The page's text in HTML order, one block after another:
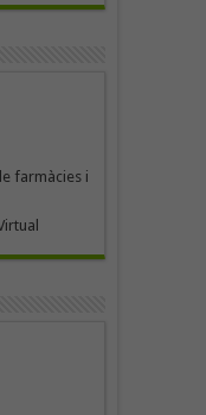
farmàcies i